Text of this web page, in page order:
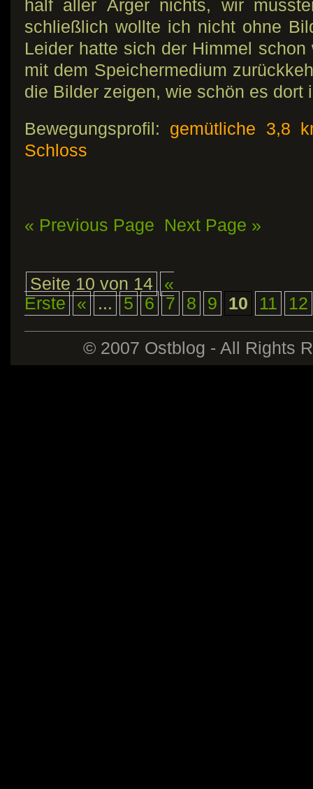
half aller Ãrger nichts, wir
schließlich wollte ich nicht ohne
Leider hatte sich der Himmel
mit dem Speichermedium
die Bilder zeigen, wie schön es dort
Bewegungsprofil: gemütliche 3,8
Schloss
« Previous Page Next Page »
Seite 10 von 14
«
Erste
« ... 5 6 7 8 9 10 11 12
© 2007 Ostblog - All Rights